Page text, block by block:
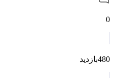
0
480بازدید